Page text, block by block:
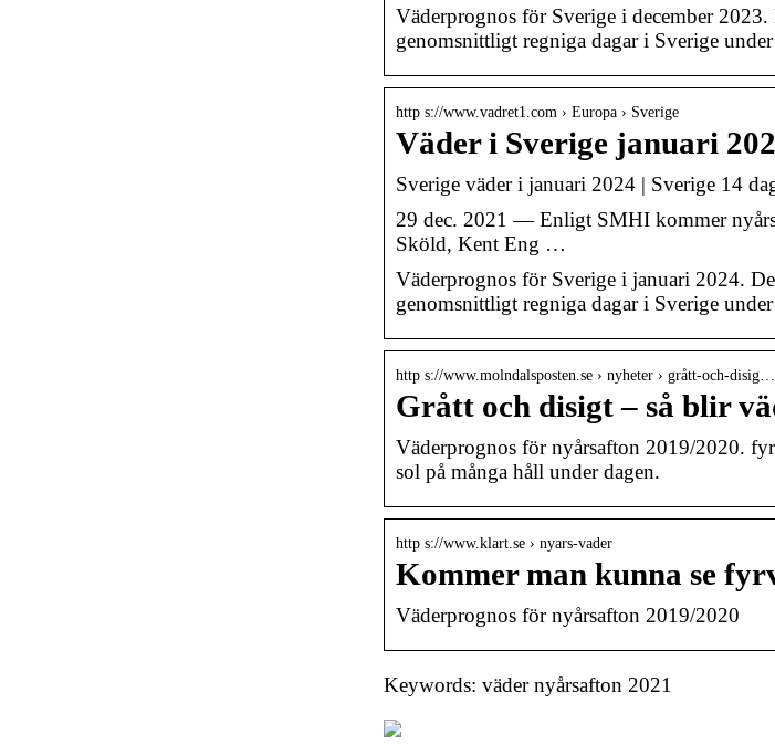
Väderprognos för Sverige i december
genomsnittligt regniga dagar i Sverige under
http s://www.vadret1.com › Europa › Sverige
Väder i Sverige januari
Sverige väder i januari 2024 | Sverige 14
29 dec. 2021 — Enligt SMHI kommer
Sköld, Kent Eng …
Väderprognos för Sverige i januari 2024.
genomsnittligt regniga dagar i Sverige
http s://www.molndalsposten.se › nyheter › grått-och-disig…
Grått och disigt – så blir
Väderprognos för nyårsafton 2019/2020.
sol på många håll under dagen.
http s://www.klart.se › nyars-vader
Kommer man kunna se
Väderprognos för nyårsafton 2019/2020
Keywords: väder nyårsafton 2021